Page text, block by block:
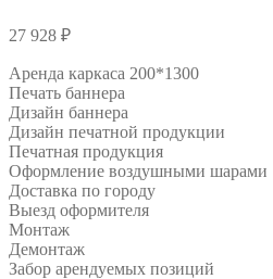
27 928 ₽
Аренда каркаса 200*1300
Печать баннера
Дизайн баннера
Дизайн печатной продукции
Печатная продукция
Оформление воздушными шарами
Доставка по городу
Выезд оформителя
Монтаж
Демонтаж
Забор арендуемых позиций